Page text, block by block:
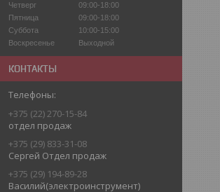
Четверг
09:00-18:00
Пятница
09:00-18:00
Суббота
10:00-15:00
Воскресенье
Выходной
КОНТАКТЫ
+375 (22) 270-15-84
отдел продаж
+375 (29) 833-31-08
Сергей Отдел продаж
+375 (29) 194-89-28
Василий(электроинструмент)